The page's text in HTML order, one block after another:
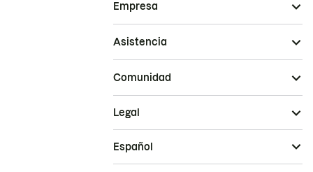
Empresa
Asistencia
Comunidad
Legal
Español